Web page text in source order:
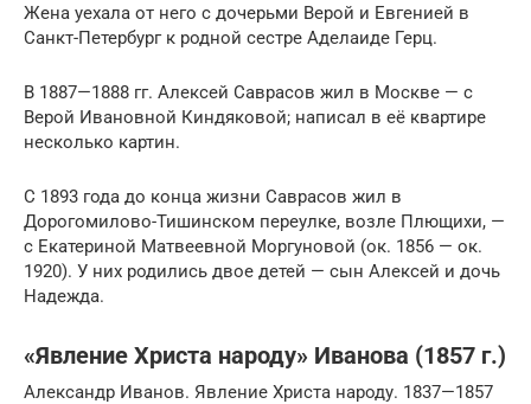
Жена уехала от него с дочерьми Верой и Евгенией в
Санкт-Петербург к родной сестре Аделаиде Герц.
В 1887—1888 гг. Алексей Саврасов жил в Москве — с
Верой Ивановной Киндяковой; написал в её квартире
несколько картин.
С 1893 года до конца жизни Саврасов жил в
Дорогомилово-Тишинском переулке, возле Плющихи, —
с Екатериной Матвеевной Моргуновой (ок. 1856 — ок.
1920). У них родились двое детей — сын Алексей и дочь
Надежда.
«Явление Христа народу» Иванова (1857 г.)
Александр Иванов. Явление Христа народу. 1837—1857